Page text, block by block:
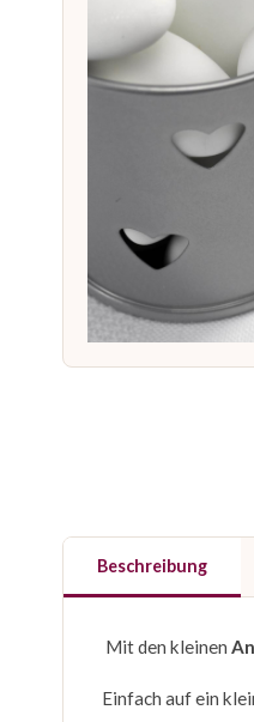
Beschreibung
Mit den kleinen
Einfach auf ein